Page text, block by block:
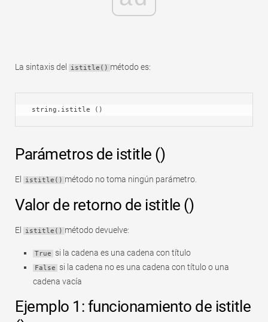
Tabla dinámica
Pitón
Rápido
La sintaxis del istitle() método es:
string.istitle ()
Parámetros de istitle ()
El istitle() método no toma ningún parámetro.
Valor de retorno de istitle ()
El istitle() método devuelve:
True si la cadena es una cadena con título
False
si la cadena no es una cadena con título o una
cadena vacía
Ejemplo 1: funcionamiento de istitle